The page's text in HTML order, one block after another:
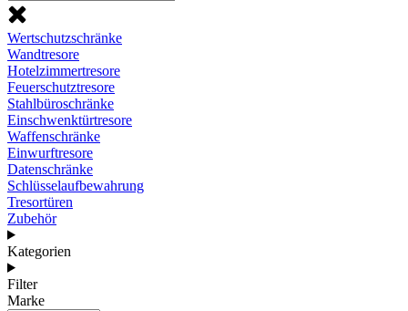
Wertschutzschränke
Wandtresore
Hotelzimmertresore
Feuerschutztresore
Stahlbüroschränke
Einschwenktürtresore
Waffenschränke
Einwurftresore
Datenschränke
Schlüsselaufbewahrung
Tresortüren
Zubehör
Kategorien
Filter
Marke